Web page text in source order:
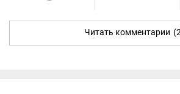
Читать комментарии